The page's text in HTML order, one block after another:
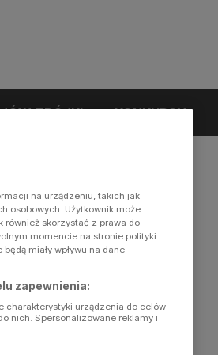
TRÓJKI KONKURSY
na urządzeniu, takich jak
osobowych. Użytkownik może
również skorzystać z prawa do
momencie na stronie polityki
miały wpływu na dane
zapewnienia:
charakterystyki urządzenia do celów
nich. Spersonalizowane reklamy i